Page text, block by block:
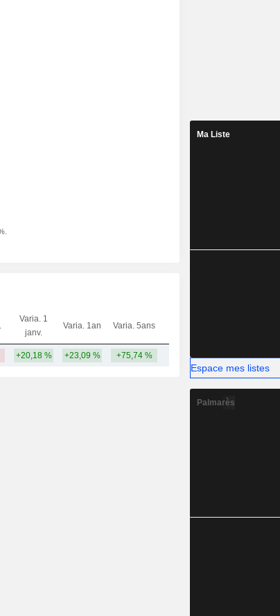
Varia. 1
janv.
Varia. 1an Varia. 5ans
+20,18 % +23,09 % +75,74 % 76,32 Md
Ma Liste
Espace mes listes
Palmarès